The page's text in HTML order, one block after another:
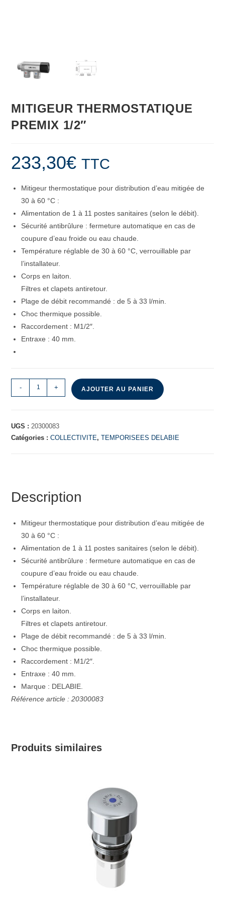
MITIGEUR THERMOSTATIQUE
PREMIX 1/2″
233,30€ TTC
Mitigeur thermostatique pour distribution d’eau mitigée de
30 à 60 °C :
Alimentation de 1 à 11 postes sanitaires (selon le débit).
Sécurité antibrûlure : fermeture automatique en cas de
coupure d’eau froide ou eau chaude.
Température réglable de 30 à 60 °C, verrouillable par
l’installateur.
Corps en laiton.
Filtres et clapets antiretour.
Plage de débit recommandé : de 5 à 33 l/min.
Choc thermique possible.
Raccordement : M1/2″.
Entraxe : 40 mm.
- + AJOUTER AU PANIER
UGS : 20300083
Catégories :COLLECTIVITE,TEMPORISEES DELABIE
Description
Mitigeur thermostatique pour distribution d’eau mitigée de
30 à 60 °C :
Alimentation de 1 à 11 postes sanitaires (selon le débit).
Sécurité antibrûlure : fermeture automatique en cas de
coupure d’eau froide ou eau chaude.
Température réglable de 30 à 60 °C, verrouillable par
l’installateur.
Corps en laiton.
Filtres et clapets antiretour.
Plage de débit recommandé : de 5 à 33 l/min.
Choc thermique possible.
Raccordement : M1/2″.
Entraxe : 40 mm.
Marque : DELABIE.
Référence article : 20300083
Produits similaires